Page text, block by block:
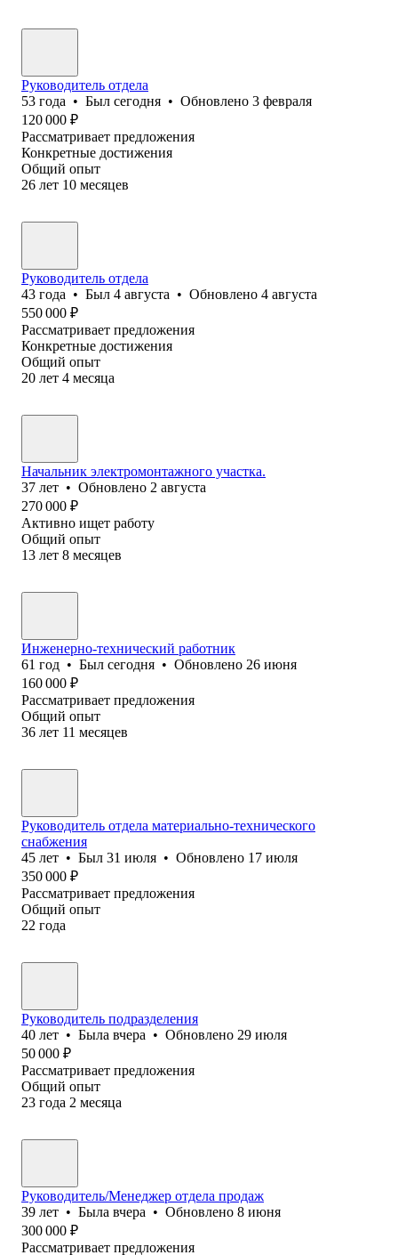
Руководитель отдела
53 года • Был сегодня • Обновлено 3 февраля
120 000 ₽
Рассматривает предложения
Конкретные достижения
Общий опыт
26 лет 10 месяцев
Руководитель отдела
43 года • Был 4 августа • Обновлено 4 августа
550 000 ₽
Рассматривает предложения
Конкретные достижения
Общий опыт
20 лет 4 месяца
Начальник электромонтажного участка.
37 лет • Обновлено 2 августа
270 000 ₽
Активно ищет работу
Общий опыт
13 лет 8 месяцев
Инженерно-технический работник
61 год • Был сегодня • Обновлено 26 июня
160 000 ₽
Рассматривает предложения
Общий опыт
36 лет 11 месяцев
Руководитель отдела материально-технического
снабжения
45 лет • Был 31 июля • Обновлено 17 июля
350 000 ₽
Рассматривает предложения
Общий опыт
22 года
Руководитель подразделения
40 лет • Была вчера • Обновлено 29 июля
50 000 ₽
Рассматривает предложения
Общий опыт
23 года 2 месяца
Руководитель/Менеджер отдела продаж
39 лет • Была вчера • Обновлено 8 июня
300 000 ₽
Рассматривает предложения